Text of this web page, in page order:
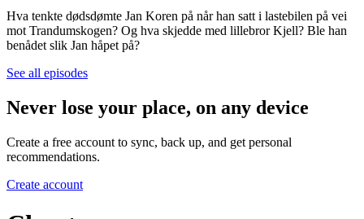
Hva tenkte dødsdømte Jan Koren på når han satt i lastebilen på vei
mot Trandumskogen? Og hva skjedde med lillebror Kjell? Ble han
benådet slik Jan håpet på?
See all episodes
Never lose your place, on any device
Create a free account to sync, back up, and get personal
recommendations.
Create account